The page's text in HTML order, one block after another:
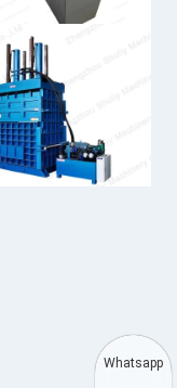
Whatsapp